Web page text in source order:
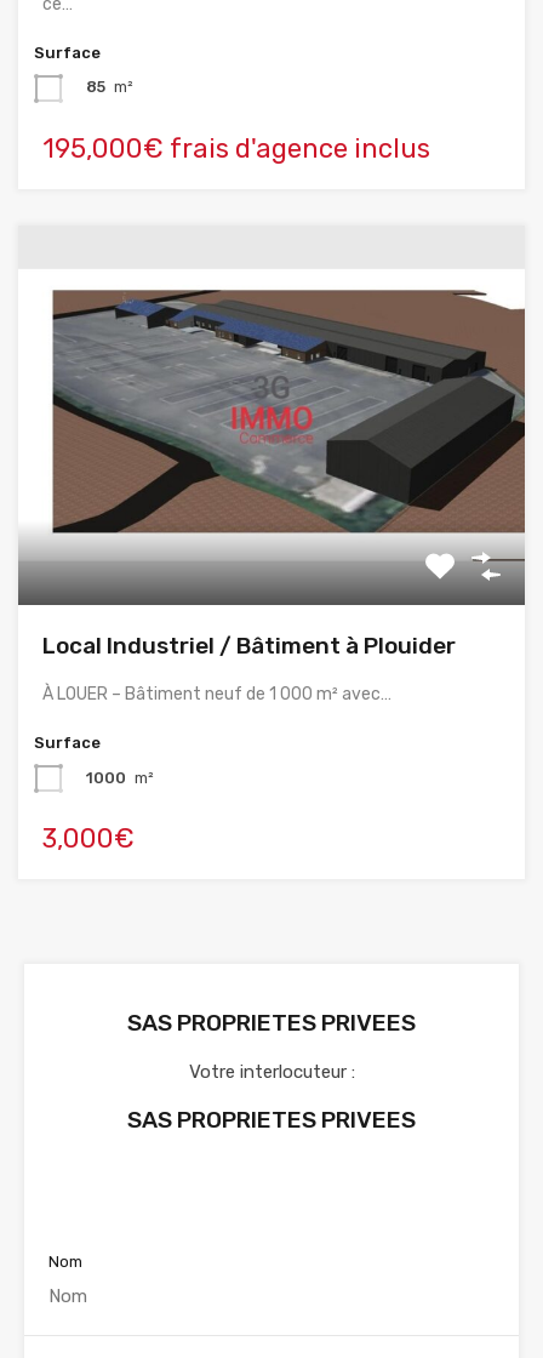
Surface
85 m²
195,000€ frais d'agence inclus
Local Industriel / Bâtiment à Plouider
À LOUER – Bâtiment neuf de 1 000 m² avec…
Surface
1000 m²
3,000€
SAS PROPRIETES PRIVEES
Votre interlocuteur :
SAS PROPRIETES PRIVEES
Nom